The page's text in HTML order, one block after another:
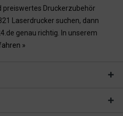
preiswertes Druckerzubehör
Laserdrucker suchen, dann
genau richtig. In unserem
»